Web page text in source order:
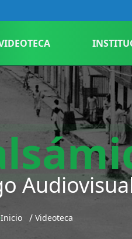
Inicio / Videoteca